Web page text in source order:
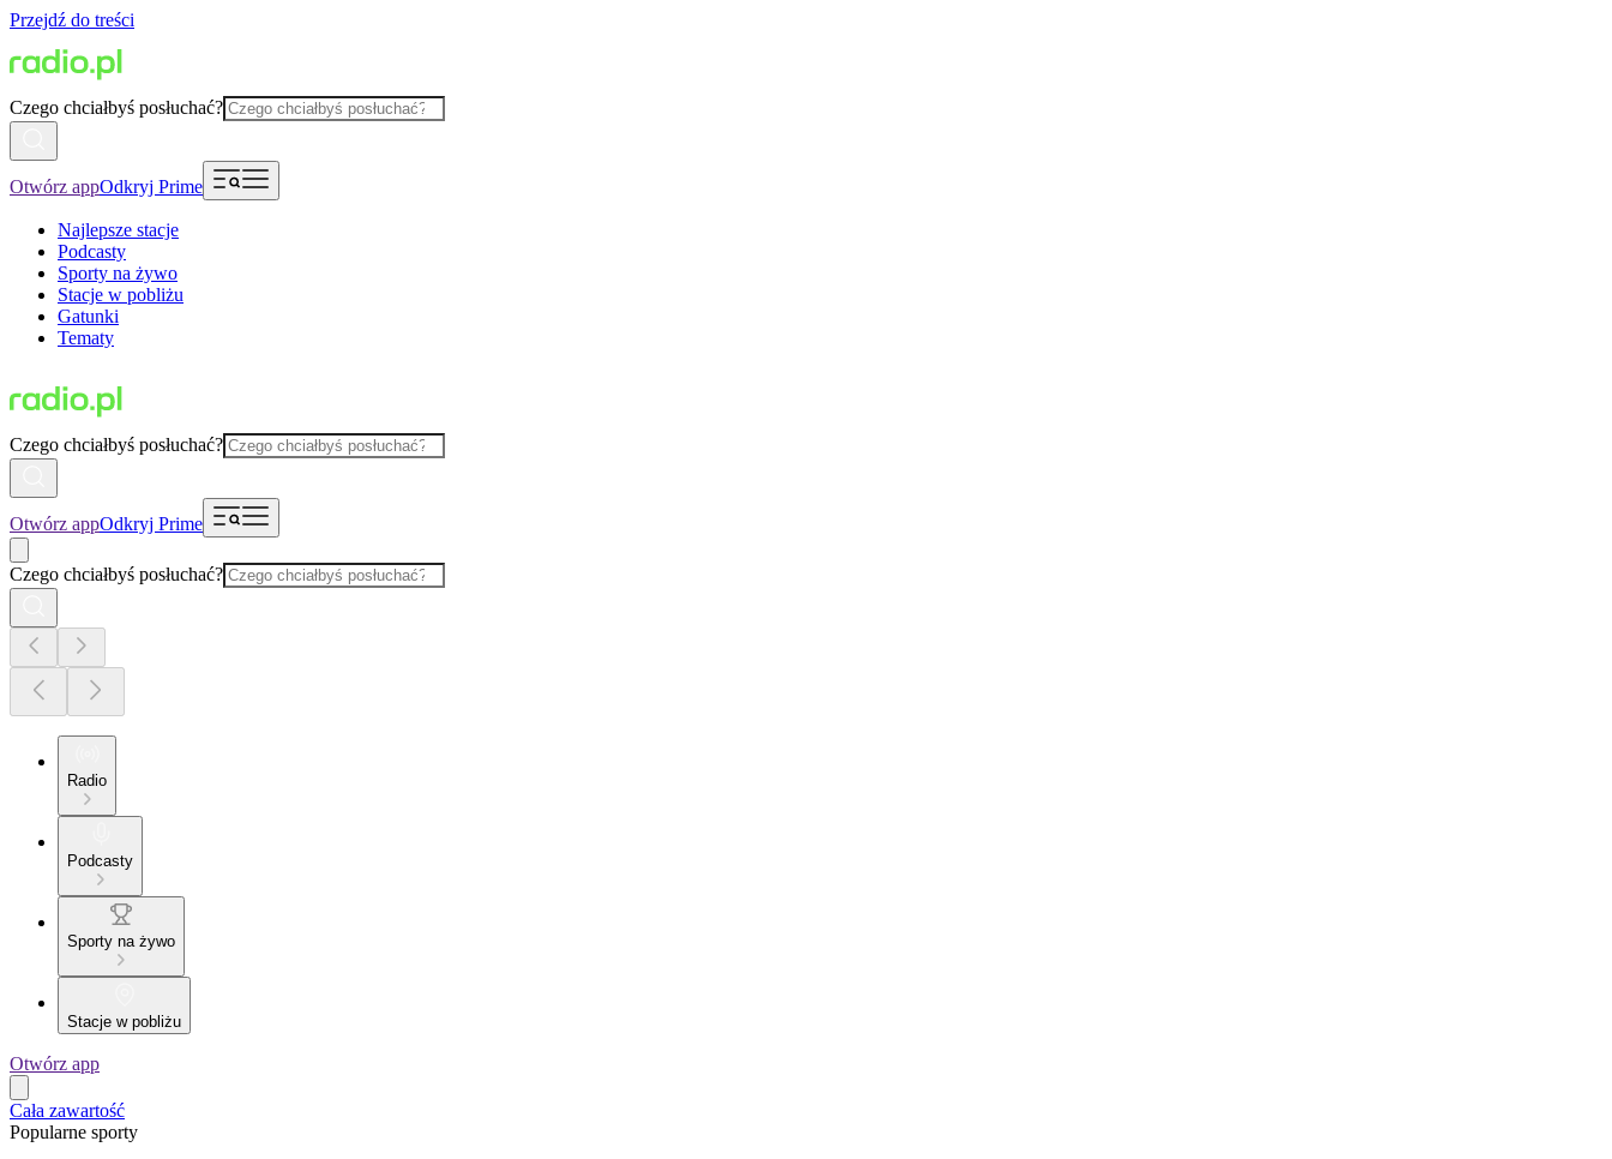
Przejdź do treści
Czego chciałbyś posłuchać?
Otwórz appOdkryj Prime
Najlepsze stacje
Podcasty
Sporty na żywo
Stacje w pobliżu
Gatunki
Tematy
Czego chciałbyś posłuchać?
Otwórz appOdkryj Prime
Czego chciałbyś posłuchać?
Radio
Podcasty
Sporty na żywo
Stacje w pobliżu
Otwórz app
Cała zawartość
Popularne sporty